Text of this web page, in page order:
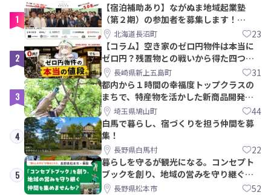
1
【宿泊補助あり】ながぬま地域起業塾
（第２期）の参加者を募集します！
【8/21〆】
北海道長沼町 23
2
【コラム】空き家のゼロ円物件は本当に
ゼロ円？残置物との戦いから得た四つの
教訓｜新上五島町
長崎県新上五島町 31
3
都内から１時間の幸福度トップクラスの
まちで、特産物を活かした新商品開発＆
PRメンバー募集！
埼玉県鳩山町 44
4
白馬で暮らし、宿づくりを担う仲間を募
集！
長野県白馬村 22
5
暮らしを守るが観光になる。コンセプト
ブックを創り、地域の営みを守り継ぐ仲
間を集めませんか？
長野県松本市 52